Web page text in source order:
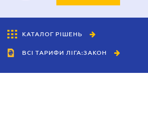
КАТАЛОГ РІШЕНЬ
ВСІ ТАРИФИ ЛІГА:ЗАКОН